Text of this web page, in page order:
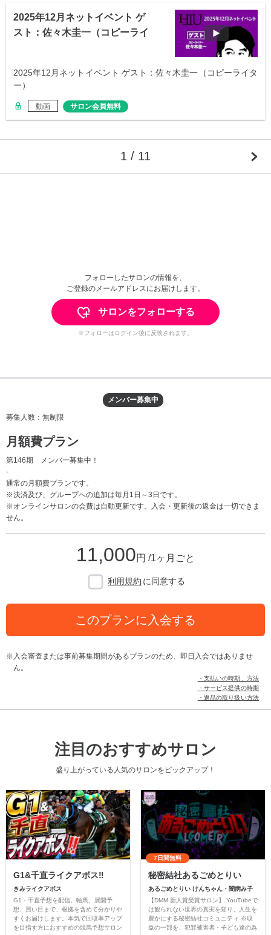
2025年12月ネットイベント ゲ
スト：佐々木圭一（コピーライ
2025年12月ネットイベント ゲスト：佐々木圭一（コピーライタ
ー）
動画 サロン会員無料
1 / 11
フォローしたサロンの情報を、
ご登録のメールアドレスにお届けします。
サロンをフォローする
※フォローはログイン後に反映されます。
メンバー募集中
募集人数：無制限
月額費プラン
第146期 メンバー募集中！
-
通常の月額費プランです。
※決済及び、グループへの追加は毎月1日～3日です。
※オンラインサロンの会費は自動更新です。入会・更新後の返金は一切できま
せん。
11,000円 /1ヶ月ごと
利用規約 に同意する
このプランに入会する
入会審査または事前募集期間があるプランのため、即日入会ではありませ
ん。
・支払いの時期、方法
・サービス提供の時期
・返品の取り扱い方法
注目のおすすめサロン
盛り上がっている人気のサロンをピックアップ！
G1&千直ライクアボス‼️
きみライクアボス
G1・千直予想を配信。軸馬、展開予
想、買い目まで、根拠を含めて分かりや
すくお届けします。本気で回収率アップ
を目指す方におすすめの競馬予想サロン
7日間無料
秘密結社あるごめとりい
あるごめとりい けんちゃん・闇病み子
【DMM 新人賞受賞サロン】 YouTubeで
は観られない世界の真実を知り、人生を
豊かにする秘密結社コミュニティ ※収
益の一部を、犯罪被害者・子ども達の為